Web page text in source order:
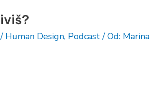
/ Human Design, Podcast/ Od: Marina